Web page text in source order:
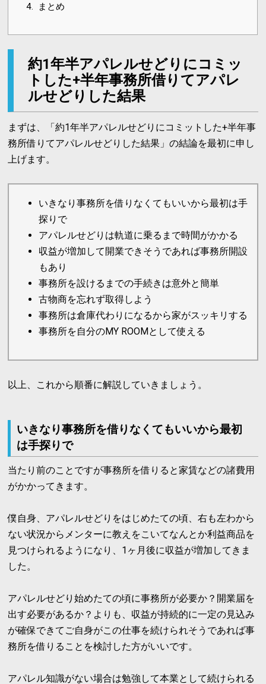
4.
まとめ
約1年半アパレルせどりにコミッ
トした+半年事務所借りてアパレ
ルせどりした結果
まずは、「約1年半アパレルせどりにコミットした+半年事
務所借りてアパレルせどりした結果」の結論を最初に申し
上げます。
いきなり事務所を借りなくてもいいから最初は手
探りで
アパレルせどりは軌道に乗るまで時間がかかる
収益が増加して開業できそうであれば事務所開設
もあり
事務所を設けるまでの手続きは意外と簡単
古物商を忘れず取得しよう
事務所は倉庫代わりになるから家がスッキリする
事務所を自分のMY ROOMとして使える
以上、これから順番に解説していきましょう。
いきなり事務所を借りなくてもいいから最初
は手探りで
当たり前のことですが事務所を借りると家賃などの諸費用
がかかってきます。
僕自身、アパレルせどりをはじめたての頃、右も左わから
ない状況からメンターに教えをこいてなんとか利益商品を
見つけられるようになり、1ヶ月後に収益が増加してきま
した。
アパレルせどり始めたての頃に事務所が必要か？開業届を
出す必要があるか？よりも、収益が持続的に一定の見込み
が確保できてご自身がこの仕事を続けられそうであれば事
務所を借りることを検討した方がいいです。
アパレル知識がない場合は勉強して本業として続けられる